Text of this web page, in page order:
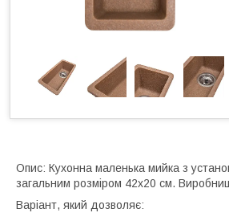
Опис: Кухонна маленька мийка з
загальним розміром 42х20 см.
Варіант, який дозволяє: